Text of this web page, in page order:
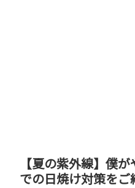
【夏の紫外線】僕
での日焼け対策をご